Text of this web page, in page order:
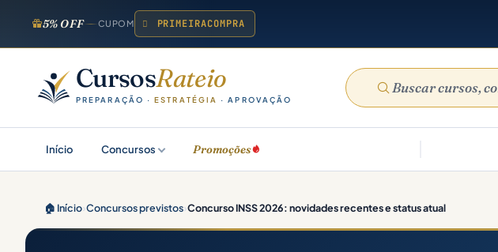
5% OFF CUPOM PRIMEIRACOMPRA
CursosRateio
PREPARAÇÃO ·ESTRATÉGIA · APROVAÇÃO
Início Concursos Promoções
🏠 Início›Concursos previstos›Concurso INSS 2026: novidades recentes e status atual